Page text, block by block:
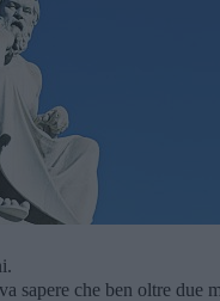
sapere che ben oltre due